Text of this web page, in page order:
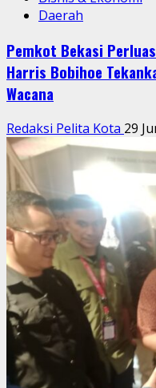
Daerah
Pemkot Bekasi
Harris Bobihoe
Wacana
Redaksi Pelita Kota 29